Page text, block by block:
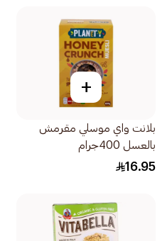
+
بلانت واي موسلي مقرمش
بالعسل 400جرام
16.95